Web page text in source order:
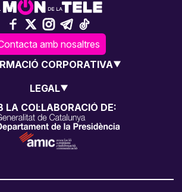
amb nosaltres
CORPORATIVA
LEGAL
LA COL·LABORACIÓ DE: